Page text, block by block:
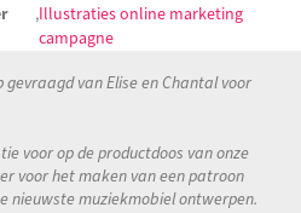
,Illustraties online marketing
campagne
van Elise en Chantal voor
voor op de productdoos van onze
voor het maken van een patroon
nieuwste muziekmobiel ontwerpen.